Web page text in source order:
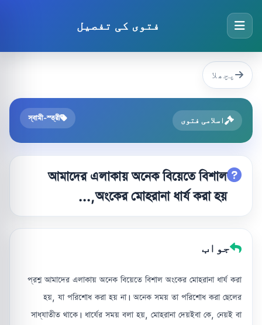
فتوی کی تفصیل
پچھلا
اسلامی فتوی স্বামী-স্ত্রী
আমাদের এলাকায় অনেক বিয়েতে বিশাল
অংকের মোহরানা ধার্য করা হয়,...
جواب
প্রশ্ন আমাদের এলাকায় অনেক বিয়েতে বিশাল অংকের মোহরানা ধার্য করা
হয়, যা পরিশোধ করা হয় না। অনেক সময় তা পরিশোধ করা ছেলের
সাধ্যাতীত থাকে। ধার্যের সময় বলা হয়, মোহরানা দেয়ইবা কে, নেয়ই বা